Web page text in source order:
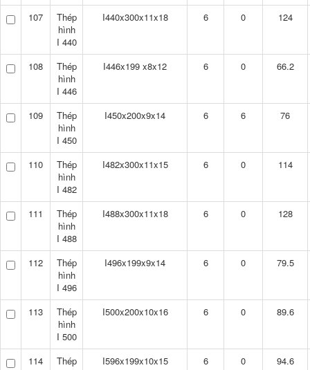
107
Thép
hình
I 440
I440x300x11x18 6 0 124
108
Thép
hình
I 446
I446x199 x8x12 6 0 66.2
109
Thép
hình
I 450
I450x200x9x14 6 6 76
110
Thép
hình
I 482
I482x300x11x15 6 0 114
111
Thép
hình
I 488
I488x300x11x18 6 0 128
112
Thép
hình
I 496
I496x199x9x14 6 0 79.5
113
Thép
hình
I 500
I500x200x10x16 6 0 89.6
114
Thép
I596x199x10x15 6 0 94.6